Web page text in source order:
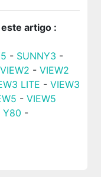
artigo :
- SUNNY3 -
VIEW2 - VIEW2
LITE - VIEW3
- VIEW5
Y80 -